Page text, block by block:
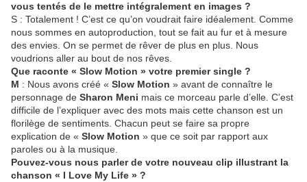
vous tentés de le mettre intégralement en images ?
S : Totalement ! C’est ce qu’on voudrait faire idéalement. Comme
nous sommes en autoproduction, tout se fait au fur et à mesure
des envies. On se permet de rêver de plus en plus. Nous
voudrions aller au bout de nos rêves.
Que raconte « Slow Motion » votre premier single ?
M : Nous avons créé « Slow Motion » avant de connaître le
personnage de Sharon Meni mais ce morceau parle d’elle. C’est
difficile de l’expliquer avec des mots mais cette chanson est un
florilège de sentiments. Chacun peut se faire sa propre
explication de « Slow Motion » que ce soit par rapport aux
paroles ou à la musique.
Pouvez-vous nous parler de votre nouveau clip illustrant la
chanson « I Love My Life » ?